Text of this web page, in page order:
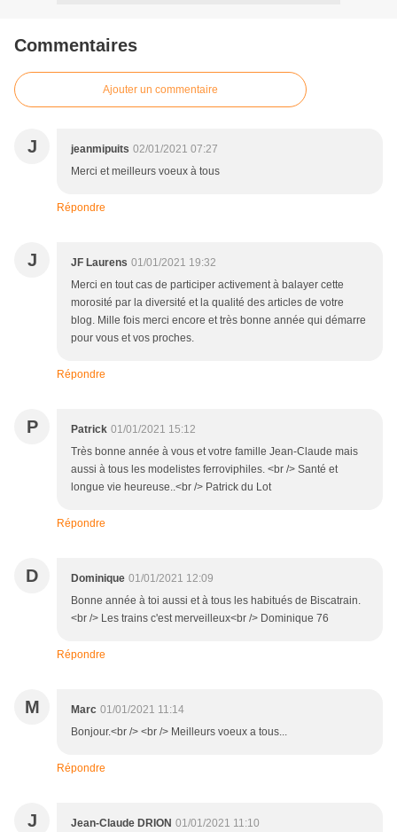
Commentaires
Ajouter un commentaire
J jeanmipuits 02/01/2021 07:27
Merci et meilleurs voeux à tous
Répondre
J JF Laurens 01/01/2021 19:32
Merci en tout cas de participer activement à balayer cette
morosité par la diversité et la qualité des articles de votre
blog. Mille fois merci encore et très bonne année qui démarre
pour vous et vos proches.
Répondre
P Patrick 01/01/2021 15:12
Très bonne année à vous et votre famille Jean-Claude mais
aussi à tous les modelistes ferroviphiles. <br /> Santé et
longue vie heureuse..<br /> Patrick du Lot
Répondre
D Dominique 01/01/2021 12:09
Bonne année à toi aussi et à tous les habitués de Biscatrain.
<br /> Les trains c'est merveilleux<br /> Dominique 76
Répondre
M Marc 01/01/2021 11:14
Bonjour.<br /> <br /> Meilleurs voeux a tous...
Répondre
J Jean-Claude DRION 01/01/2021 11:10